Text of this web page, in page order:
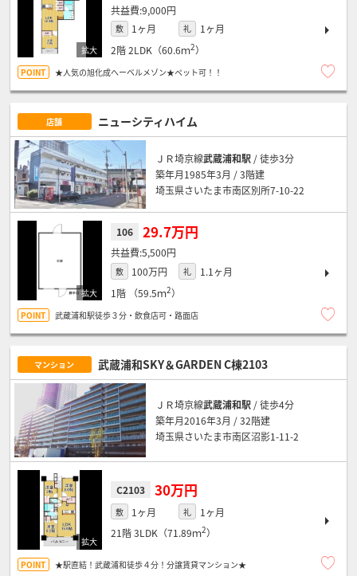
9,000円
敷 1ヶ月 礼
1ヶ月
2階2LDK（60.6ｍ2）
★人気の旭化成へーベルメゾン★ペット可！！
店舗 ニューシティハイム
ＪＲ埼京線武蔵浦和駅 / 徒歩3分
築年月1985年3月 / 3階建
埼玉県さいたま市南区別所7-10-22
106 29.7万円
5,500円
敷 100万円 礼
1.1ヶ月
1階
（59.5ｍ2）
武蔵浦和駅徒歩３分・飲食店可・路面店
マンション 武蔵浦和SKY＆GARDEN C棟2103
ＪＲ埼京線武蔵浦和駅 / 徒歩4分
築年月2016年3月 / 32階建
埼玉県さいたま市南区沼影1-11-2
C2103 30万円
敷 1ヶ月 礼
1ヶ月
21階3LDK（71.89ｍ2）
★駅直結！武蔵浦和徒歩４分！分譲賃貸マンション★